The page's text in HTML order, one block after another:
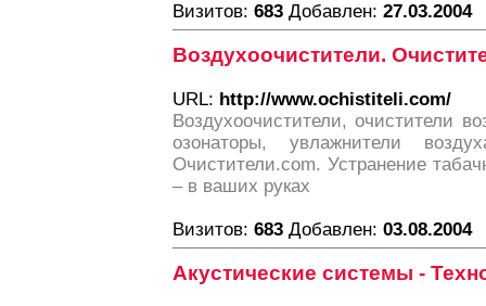
Визитов: 683 Добавлен: 27.03.2004
Воздухоочистители.
URL: http://www.ochistiteli.com/
Воздухоочистители, очистители
озонаторы, увлажнители
Очистители.com. Устранение
– в ваших руках
Визитов: 683 Добавлен: 03.08.2004
Акустические системы -